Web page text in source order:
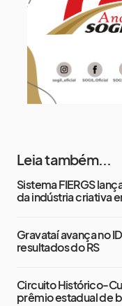
Sexta-Feira
Leia também...
Sistema FIERGS
da indústria criativa
Gravataí avança no
resultados do RS
Circuito Histórico-
prêmio estadual de